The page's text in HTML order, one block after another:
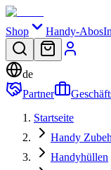
Shop Handy-Abos
de
Partner
Startseite
Handy
Handyhüllen